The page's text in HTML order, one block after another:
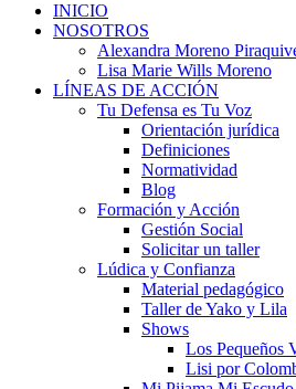
INICIO
NOSOTROS
Alexandra Moreno
Lisa Marie Wills Moreno
LÍNEAS DE ACCIÓN
Tu Defensa es Tu Voz
Orientación jurídica
Definiciones
Normatividad
Blog
Formación y Acción
Gestión Social
Solicitar un taller
Lúdica y Confianza
Material pedagógico
Taller de Yako y Lila
Shows
Los Pequeños
Lisi por